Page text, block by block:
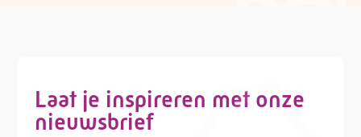
Laat je inspireren met onze
nieuwsbrief